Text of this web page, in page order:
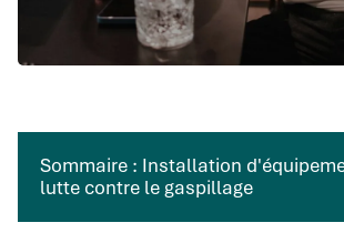
Sommaire : Installation
lutte contre le gaspillage